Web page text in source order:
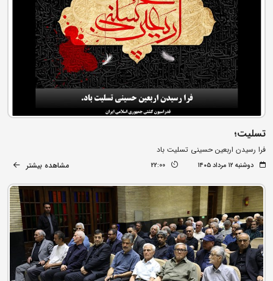
تسلیت؛
فرا رسیدن اربعین حسینی تسلیت باد
دوشنبه ۱۲ مرداد ۱۴۰۵ 22:00 مشاهده بیشتر